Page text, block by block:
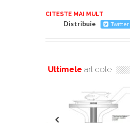
CITESTE MAI MULT
Distribuie Twitter
Ultimele articole